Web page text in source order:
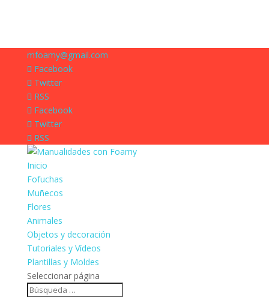
mfoamy@gmail.com
Facebook
Twitter
RSS
Facebook
Twitter
RSS
Inicio
Fofuchas
Muñecos
Flores
Animales
Objetos y decoración
Tutoriales y Vídeos
Plantillas y Moldes
Seleccionar página